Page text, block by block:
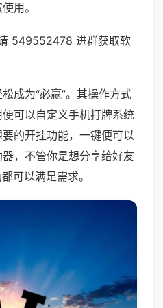
用。
549552478 进群获取软
成为“必赢”。其操作方式
可以自定义手机打牌系统
的开挂功能，一键便可以
，不管你是想分享给好友
可以满足需求。